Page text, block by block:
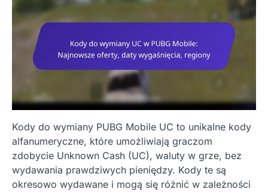
Kody do wymiany PUBG Mobile UC to unikalne kody
alfanumeryczne, które umożliwiają graczom
zdobycie Unknown Cash (UC), waluty w grze, bez
wydawania prawdziwych pieniędzy. Kody te są
okresowo wydawane i mogą się różnić w zależności